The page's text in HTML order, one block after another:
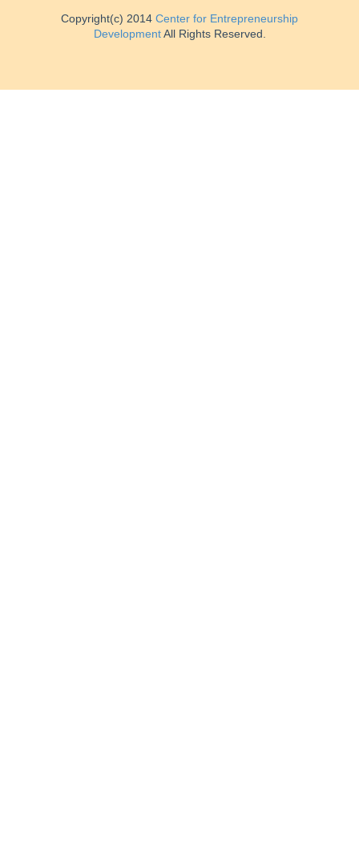
Copyright(c) 2014 Center for Entrepreneurship
DevelopmentAll Rights Reserved.